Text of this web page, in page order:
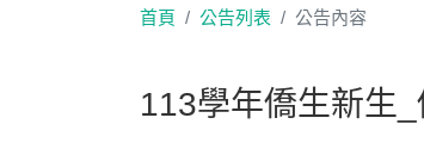
首頁 公告列表 公告內容
113學年僑生新生